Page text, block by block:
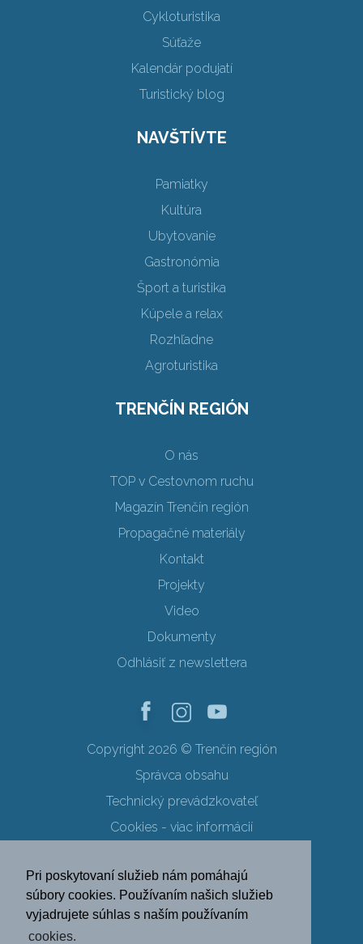
Pri poskytovaní služieb nám pomáhajú
súbory cookies. Používaním našich služieb
vyjadrujete súhlas s naším používaním
cookies.
Cykloturistika
Súťaže
Kalendár podujatí
Turistický blog
NAVŠTÍVTE
Pamiatky
Kultúra
Ubytovanie
Gastronómia
Šport a turistika
Kúpele a relax
Rozhľadne
Agroturistika
TRENČÍN REGIÓN
O nás
TOP v Cestovnom ruchu
Magazín Trenčín región
Propagačné materiály
Kontakt
Projekty
Video
Dokumenty
Odhlásiť z newslettera
Copyright 2026 © Trenčín región
Správca obsahu
Technický prevádzkovateľ
Cookies - viac informácií
Ochrana osobných údajov
SK EN DE
PL